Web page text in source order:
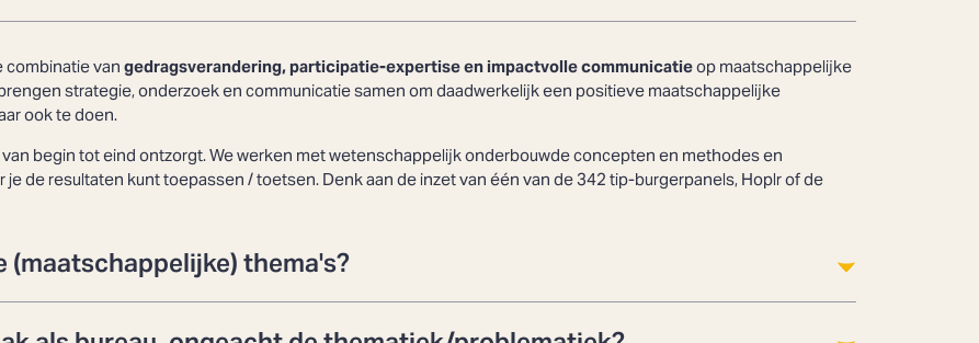
combinatie van gedragsverandering, participatie-expertise en impactvolle communicatieop maatschappelijke
strategie, onderzoek en communicatie samen om daadwerkelijk een positieve maatschappelijke
ook te doen.
begin tot eind ontzorgt. We werken met wetenschappelijk onderbouwde concepten en methodes en
de resultaten kunt toepassen / toetsen. Denk aan de inzet van één van de 342 tip-burgerpanels, Hoplr of de
thema's?